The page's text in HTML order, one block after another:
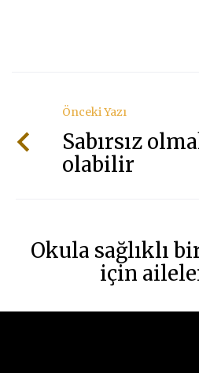
Önceki Yazı
Sabırsız
olabilir
Okula sağlıklı
için